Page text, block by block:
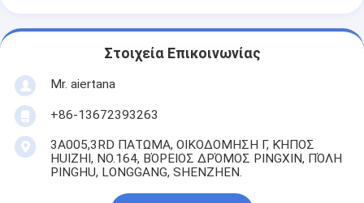
Στοιχεία Επικοινωνίας
Mr. aiertana
+86-13672393263
3A005,3RD ΠΑΤΩΜΑ, ΟΙΚΟΔΟΜΗΣΗ Γ, ΚΉΠΟΣ
HUIZHI, NO.164, ΒΌΡΕΙΟΣ ΔΡΌΜΟΣ PINGXIN, ΠΌΛΗ
PINGHU, LONGGANG, SHENZHEN.